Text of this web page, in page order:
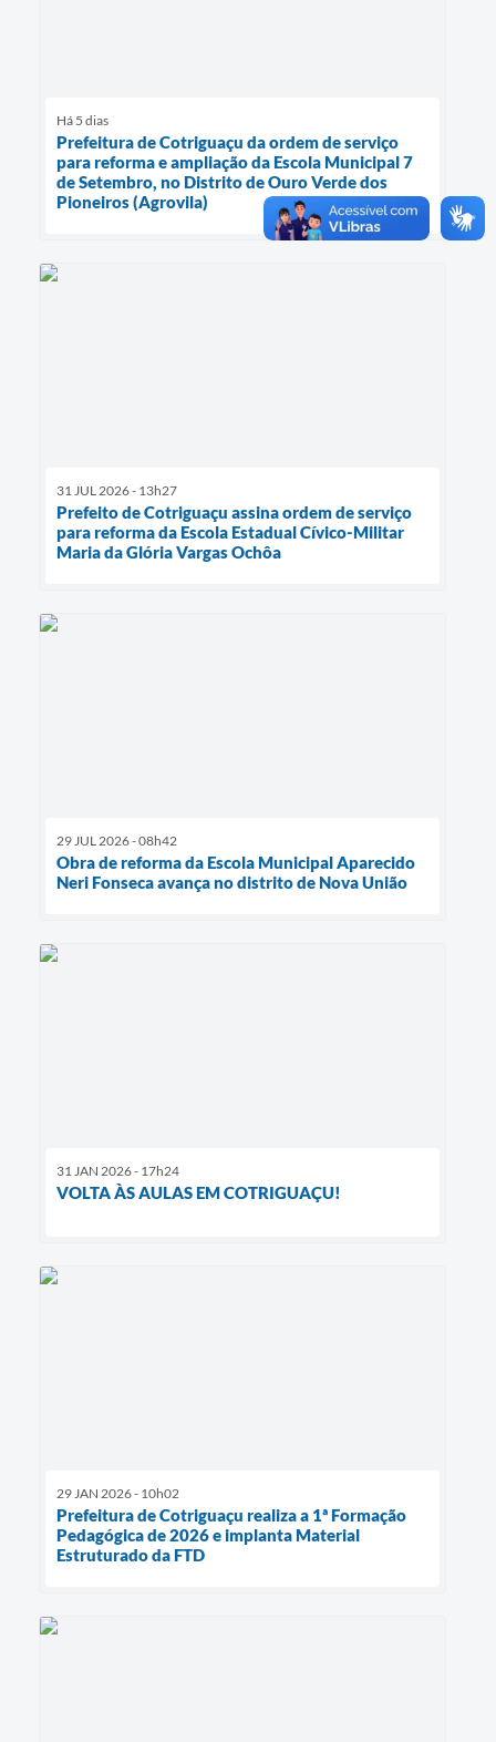
Há 5 dias
Prefeitura de Cotriguaçu da ordem de serviço
para reforma e ampliação da Escola Municipal 7
de Setembro, no Distrito de Ouro Verde dos
Pioneiros (Agrovila)
31 JUL 2026 - 13h27
Prefeito de Cotriguaçu assina ordem de serviço
para reforma da Escola Estadual Cívico-Militar
Maria da Glória Vargas Ochôa
29 JUL 2026 - 08h42
Obra de reforma da Escola Municipal Aparecido
Neri Fonseca avança no distrito de Nova União
31 JAN 2026 - 17h24
VOLTA ÀS AULAS EM COTRIGUAÇU!
29 JAN 2026 - 10h02
Prefeitura de Cotriguaçu realiza a 1ª Formação
Pedagógica de 2026 e implanta Material
Estruturado da FTD